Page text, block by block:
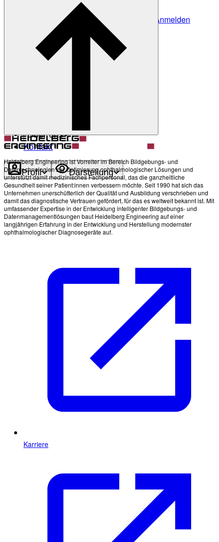
Anmelden
Noch nicht angemeldet?
Profil erstellen
Zurück
Darstellung
Über uns
Kontakt
Profil Darstellung
Heidelberg Engineering ist Vorreiter im Bereich Bildgebungs- und
Datentechnologien zur Optimierung ophthalmologischer Lösungen und
unterstützt damit medizinisches Fachpersonal, das die ganzheitliche
Gesundheit seiner Patient:innen verbessern möchte. Seit 1990 hat sich das
Unternehmen unerschütterlich der Qualität und Ausbildung verschrieben und
damit das diagnostische Vertrauen gefördert, für das es weltweit bekannt ist. Mit
umfassender Expertise in der Entwicklung intelligenter Bildgebungs- und
Datenmanagementlösungen baut Heidelberg Engineering auf einer
langjährigen Erfahrung in der Entwicklung und Herstellung modernster
ophthalmologischer Diagnosegeräte auf.
Karriere